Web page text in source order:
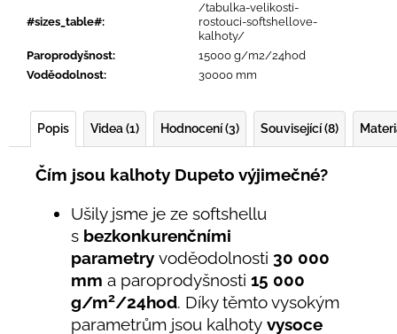
#sizes_table#:
/tabulka-velikosti-
rostouci-softshellove-
kalhoty/
Paroprodyšnost:
15000 g/m2/24hod
Voděodolnost: 30000 mm
Popis Videa (1) Hodnocení (3) Související (8)
Čím jsou kalhoty Dupeto výjimečné?
Ušily jsme je ze softshellu
s bezkonkurenčními
parametry voděodolnosti 30 000
mm a paroprodyšnosti 15 000
g/m2/24hod. Díky těmto vysokým
parametrům jsou kalhoty vysoce